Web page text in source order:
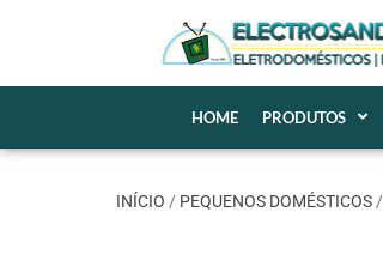
HOME PRODUTOS
INÍCIO / PEQUENOS DOMÉSTICOS/